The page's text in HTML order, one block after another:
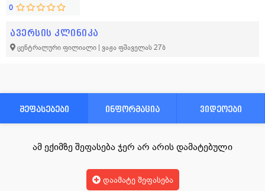
0
ავერსის კლინიკა
ცენტრალური ფილიალი | ვაჟა ფშაველას 27ბ
შეფასებები ინფორმაცია ვიდეოები
ამ ექიმზე შეფასება ჯერ არ არის დამატებული
დაამატე შეფასება